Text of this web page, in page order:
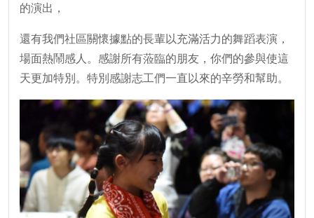
的演出，
還有我們社區關懷據點的長輩以充滿活力的舞蹈表演，
場面熱鬧感人。感謝所有蒞臨的朋友，你們的參與使這
天更加特別。特別感謝志工們一直以來的辛勞和幫助。